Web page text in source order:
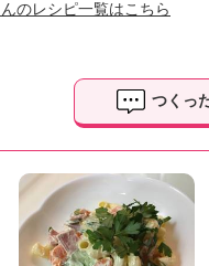
のレシピ一覧はこちら
つくっ